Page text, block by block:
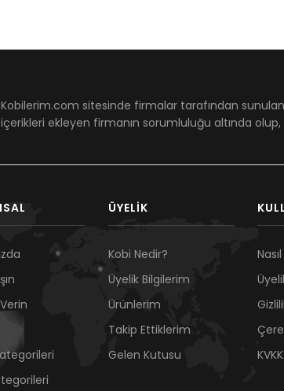
Kobilerim.com sitesinde firmalar tarafından
içerikleri ekleyen firmanın sorumluluğu altında
ÜYELIK
Kobi Nedir?
Üyelik Bilgilerim
Ürünlerim
Takip Ettiklerim
Gelen Kutusu
KVKK